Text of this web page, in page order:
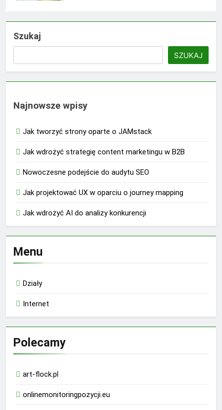
Szukaj
SZUKAJ
Najnowsze wpisy
Jak tworzyć strony oparte o JAMstack
Jak wdrożyć strategię content marketingu w B2B
Nowoczesne podejście do audytu SEO
Jak projektować UX w oparciu o journey mapping
Jak wdrożyć AI do analizy konkurencji
Menu
Działy
Internet
Polecamy
art-flock.pl
onlinemonitoringpozycji.eu